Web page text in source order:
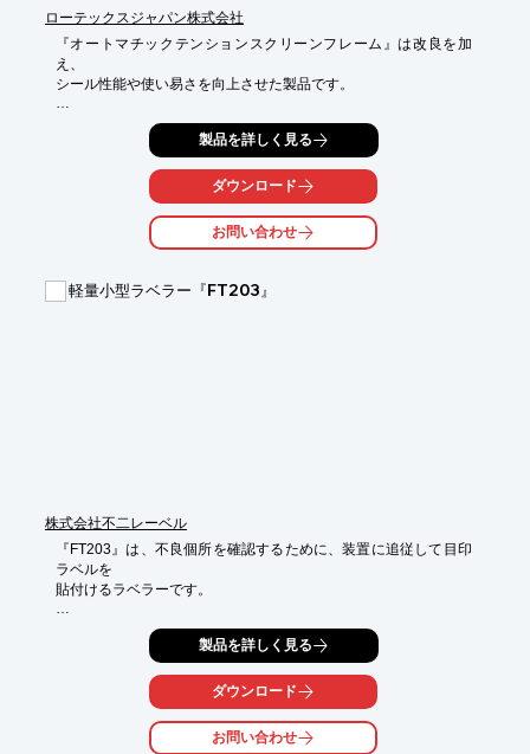
ローテックスジャパン株式会社
『オートマチックテンションスクリーンフレーム』は改良を加
え、
シール性能や使い易さを向上させた製品です。
独自技術のローラー式及びバンパー式アジャスターにより、スク
フレーム装着の際の位置調整が不要。従来使用していたシーブジ
ボルトを必要としません。
他にも適正トルクにより、締めすぎや緩みを防止した「テンショ
クランプ」も用意していますので、お気軽にお問い合わせくださ
い。
製品を詳しく見る
ダウンロード
お問い合わせ
軽量小型ラベラー『FT203』
株式会社不二レーベル
『FT203』は、不良個所を確認するために、装置に追従して目印
ラベルを
貼付けるラベラーです。
質量寸法は本体が7.5kg、コントローラが7.5kgで、今迄の製品で
スペースでも設置が可能なモデル。
各種検査（欠点検出）装置に適しており、各種フィルム・紙・金
不織布の原反原紙の検査装置・印刷検査装置に対応します。
製品を詳しく見る
ダウンロード
お問い合わせ